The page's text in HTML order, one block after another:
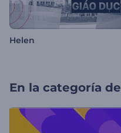
Helen
En la categoría de